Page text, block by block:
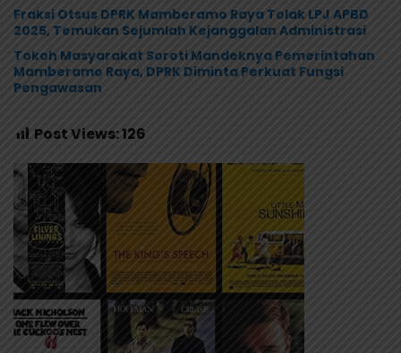
Fraksi Otsus DPRK Mamberamo Raya Tolak LPJ APBD
2025, Temukan Sejumlah Kejanggalan Administrasi
Tokoh Masyarakat Soroti Mandeknya Pemerintahan
Mamberamo Raya, DPRK Diminta Perkuat Fungsi
Pengawasan
Post Views:126